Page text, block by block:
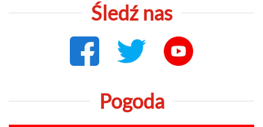
Śledź nas
Pogoda